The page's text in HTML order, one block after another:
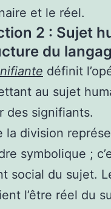
et le réel.
2 : Sujet
du
définit
au sujet
des signifiants.
la division
symbolique ;
social du sujet.
l’être réel du